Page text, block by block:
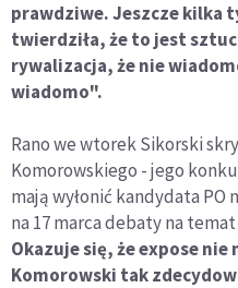
prawdziwe. Jeszcze kilka
twierdziła, że to jest
rywalizacja, że nie
wiadomo".
Rano we wtorek Sikorski
Komorowskiego - jego
mają wyłonić kandydata PO
na 17 marca debaty na
Okazuje się, że expose nie
Komorowski tak